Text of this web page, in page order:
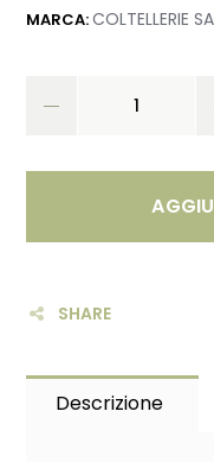
MARCA:COLTELLERIE
SHARE
Descrizione